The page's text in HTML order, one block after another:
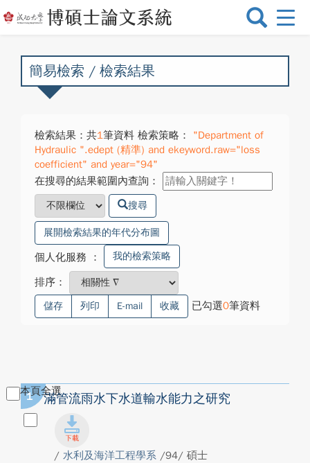
選
換
簡易檢索 / 檢索結果
檢索結果：共1筆資料 檢索策略：
"Department of
Hydraulic ".edept (精準) and ekeyword.raw="loss
coefficient" and year="94"
在搜尋的結果範圍內查詢：
搜尋
展開檢索結果的年代分布圖
個人化服務 ： 我的檢索策略
排序：
儲存 列印 E-mail 收藏 已勾選0筆資料
本頁全選
1 滿管流雨水下水道輸水能力之研究
/ 水利及海洋工程學系 /94/ 碩士